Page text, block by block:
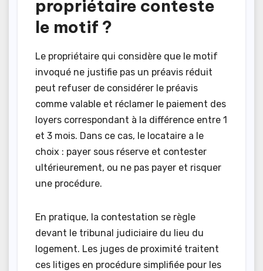
propriétaire conteste
le motif ?
Le propriétaire qui considère que le motif
invoqué ne justifie pas un préavis réduit
peut refuser de considérer le préavis
comme valable et réclamer le paiement des
loyers correspondant à la différence entre 1
et 3 mois. Dans ce cas, le locataire a le
choix : payer sous réserve et contester
ultérieurement, ou ne pas payer et risquer
une procédure.
En pratique, la contestation se règle
devant le tribunal judiciaire du lieu du
logement. Les juges de proximité traitent
ces litiges en procédure simplifiée pour les